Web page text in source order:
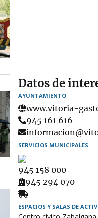
Datos de
AYUNTAMIENTO
www.vitoria-
Teléfono
945 161 616
Email
SERVICIOS MUNICIPALES
945 158 000
Ambulatorio
945 294 070
Recogida
de
ESPACIOS Y SALAS DE